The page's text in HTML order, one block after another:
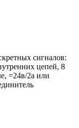
сигналов:
цепей, 8
=24в/2a или